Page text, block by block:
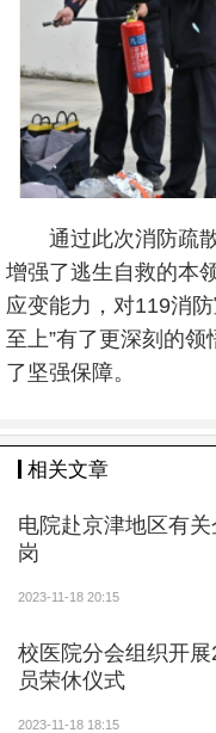
通过此次消防疏
增强了逃生自救的本
应变能力，对119消
至上”有了更深刻的
了坚强保障。
相关文章
电院赴京津地区有
岗
2023-11-18 20:15
校医院分会组织开展
员荣休仪式
2023-11-18 18:15